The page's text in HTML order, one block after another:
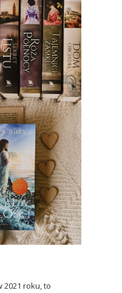
2021 roku, to